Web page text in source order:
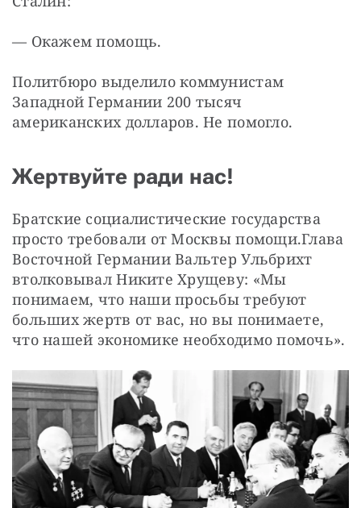
— Окажем помощь.
Политбюро выделило коммунистам
Западной Германии 200 тысяч
американских долларов. Не помогло.
Жертвуйте ради нас!
Братские социалистические государства
просто требовали от Москвы помощи.Глава
Восточной Германии Вальтер Ульбрихт
втолковывал Никите Хрущеву: «Мы
понимаем, что наши просьбы требуют
больших жертв от вас, но вы понимаете,
что нашей экономике необходимо помочь».